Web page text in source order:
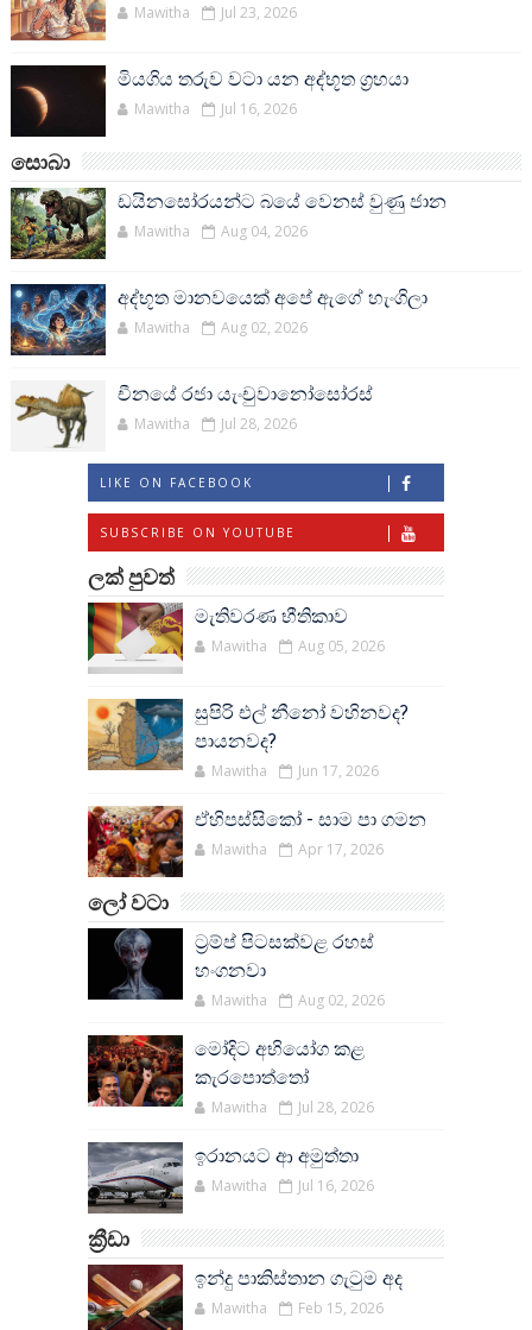
Mawitha Jul 23, 2026
මියගිය තරුව වටා යන අද්භූත ග්‍රහයා
Mawitha Jul 16, 2026
සොබා
ඩයිනසෝරයන්ට බයේ වෙනස් වුණු ජාන
Mawitha Aug 04, 2026
අද්භූත මානවයෙක් අපේ ඇගේ හැංගිලා
Mawitha Aug 02, 2026
චීනයේ රජා යැංචුවානෝසෝරස්
Mawitha Jul 28, 2026
LIKE ON FACEBOOK
SUBSCRIBE ON YOUTUBE
ලක් පුවත්
මැතිවරණ භීතිකාව
Mawitha Aug 05, 2026
සුපිරි එල් නීනෝ වහිනවද?
පායනවද?
Mawitha Jun 17, 2026
ඒහිපස්සිකෝ - සාම පා ගමන
Mawitha Apr 17, 2026
ලෝ වටා
ට්‍රම්ප් පිටසක්වළ රහස්
හංගනවා
Mawitha Aug 02, 2026
මෝදිට අභියෝග කළ
කැරපොත්තෝ
Mawitha Jul 28, 2026
ඉරානයට ආ අමුත්තා
Mawitha Jul 16, 2026
ක්‍රීඩා
ඉන්දු පාකිස්තාන ගැටුම අද
Mawitha Feb 15, 2026